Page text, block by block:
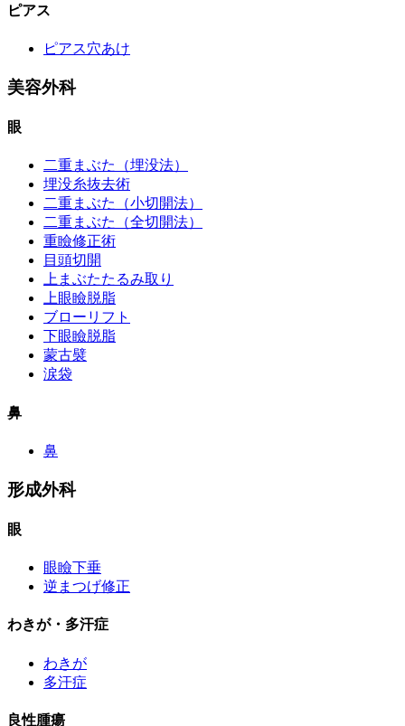
ピアス
ピアス穴あけ
美容外科
眼
二重まぶた（埋没法）
埋没糸抜去術
二重まぶた（小切開法）
二重まぶた（全切開法）
重瞼修正術
目頭切開
上まぶたたるみ取り
上眼瞼脱脂
ブローリフト
下眼瞼脱脂
蒙古襞
涙袋
鼻
鼻
形成外科
眼
眼瞼下垂
逆まつげ修正
わきが・多汗症
わきが
多汗症
良性腫瘍